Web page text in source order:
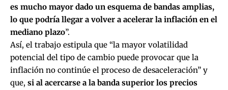
es mucho mayor dado un esquema de bandas amplias,
lo que podría llegar a volver a acelerar la inflación en el
mediano plazo”.
Así, el trabajo estipula que “la mayor volatilidad
potencial del tipo de cambio puede provocar que la
inflación no continúe el proceso de desaceleración” y
que, si al acercarse a la banda superior los precios